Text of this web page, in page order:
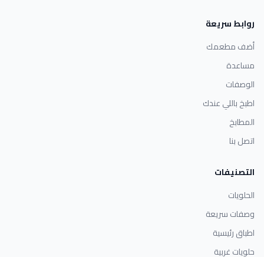
روابط سريعة
أضف مطعمك
مساعدة
الوصفات
اطبخ باللي عندك
المطابخ
اتصل بنا
التصنيفات
الحلويات
وصفات سريعة
اطباق رئيسية
حلويات غربية